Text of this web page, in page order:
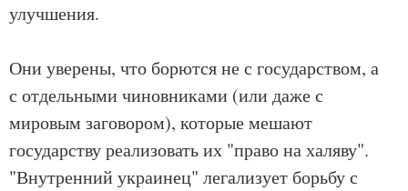
улучшения.
Они уверены, что борются не с государством, а
с отдельными чиновниками (или даже с
мировым заговором), которые мешают
государству реализовать их "право на халяву".
"Внутренний украинец" легализует борьбу с